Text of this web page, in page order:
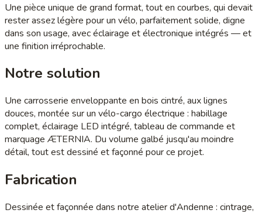
Une pièce unique de grand format, tout en courbes, qui devait
rester assez légère pour un vélo, parfaitement solide, digne
dans son usage, avec éclairage et électronique intégrés — et
une finition irréprochable.
Notre solution
Une carrosserie enveloppante en bois cintré, aux lignes
douces, montée sur un vélo-cargo électrique : habillage
complet, éclairage LED intégré, tableau de commande et
marquage ÆTERNIA. Du volume galbé jusqu'au moindre
détail, tout est dessiné et façonné pour ce projet.
Fabrication
Dessinée et façonnée dans notre atelier d'Andenne : cintrage,